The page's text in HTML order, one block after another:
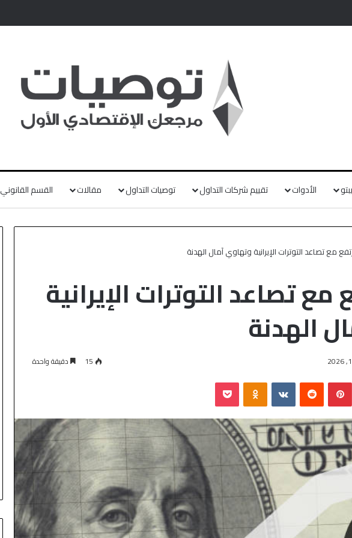
الأدوات تقييم شركات التداول توصيات التداول مقالات القسم القانوني
مع تصاعد التوترات الإيرانية وتهاوي آمال الهدنة
مع تصاعد التوترات الإيرانية
الهدنة
15 دقيقة واحدة